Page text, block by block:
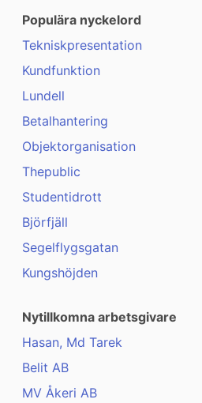
Populära nyckelord
Tekniskpresentation
Kundfunktion
Lundell
Betalhantering
Objektorganisation
Thepublic
Studentidrott
Björfjäll
Segelflygsgatan
Kungshöjden
Nytillkomna arbetsgivare
Hasan, Md Tarek
Belit AB
MV Åkeri AB